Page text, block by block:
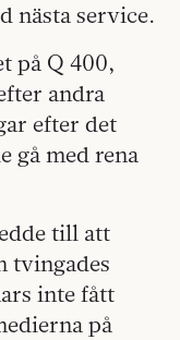
nästa service.
på Q 400,
andra
efter det
gå med rena
till att
tvingades
inte fått
på